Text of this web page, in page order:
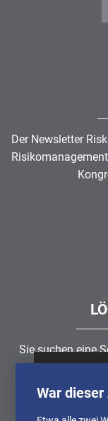
Webseite
Der Newsletter
Risikomanagement
Sie suchen eine
rund um die
War